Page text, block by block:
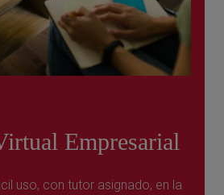
Empresarial
uso, con tutor asignado, en la